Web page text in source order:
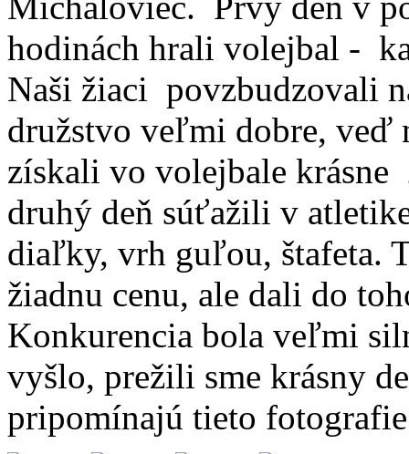
hodinách hrali volejbal -
Naši žiaci povzbudzovali
družstvo veľmi dobre, veď
získali vo volejbale krásne
druhý deň súťažili v
diaľky, vrh guľou, štafeta.
žiadnu cenu, ale dali do
Konkurencia bola veľmi
vyšlo, prežili sme krásny
pripomínajú tieto